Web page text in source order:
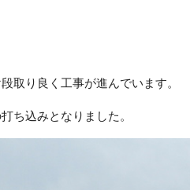
取り良く工事が進んでいます。
ち込みとなりました。